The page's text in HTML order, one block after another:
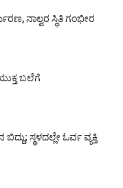
ನಾಲ್ವರ ಸ್ಥಿತಿ ಗಂಭೀರ
ಬಲೆಗೆ
ಸ್ಥಳದಲ್ಲೇ ಓರ್ವ ವ್ಯಕ್ತಿ